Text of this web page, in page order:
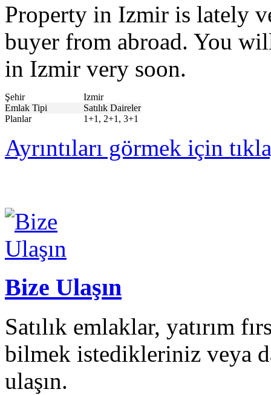
Property in Izmir is lately
buyer from abroad. You
in Izmir very soon.
Şehir
Izmir
Emlak Tipi
Satılık Daireler
Planlar
1+1, 2+1, 3+1
Ayrıntıları görmek için
Bize Ulaşın
Satılık emlaklar, yatırım
bilmek istedikleriniz veya
ulaşın.